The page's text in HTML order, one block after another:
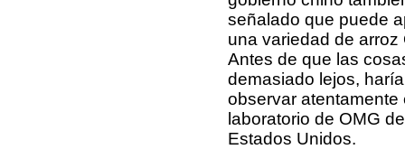
señalado que puede
una variedad de arroz
Antes de que las
demasiado lejos,
observar atentamente
laboratorio de OMG
Estados Unidos.